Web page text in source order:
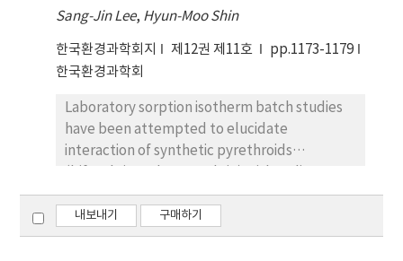
for the indicator about potency.
JMC와 거의 비슷한 감수성이 회복되었으며, 다시 6
세대 피레스 로이드제를 처리하여 사육한 것은 JMC
에 비하여 341~544배의 저항성이 다시 유발되었다.
하여 나타난 약제 저항성의 결과인 것으로 증명됨으
로써, 우리나라에서도 배추좀나방의 피레스로이드제
에 대한 저항성이 지역에 따라 많이 발생하고 있었고
저항성이 증가하고 사용을 중단함으로써 감수성이 회
복됨이 확인되었다.
Sang-Jin Lee, Hyun-Moo Shin
한국환경과학회지 제12권 제11호
pp.1173-1179
한국환경과학회
Laboratory sorption isotherm batch studies
have been attempted to elucidate
interaction of synthetic pyrethroids
and their fractions. As a nonlinear isothermal
model, the Freundlich equation was applied
to sorption results obtained from sediments
내보내기 구매하기